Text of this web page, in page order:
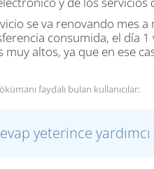
se va renovando mes
consumida, el día
muy altos, ya que en ese
faydalı bulan kullanıcılar:
yeterince